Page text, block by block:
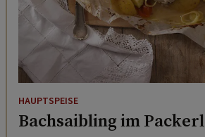
HAUPTSPEISE
Bachsaibling im Packerl